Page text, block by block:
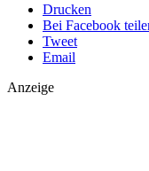
Drucken
Bei Facebook
Tweet
Email
Anzeige